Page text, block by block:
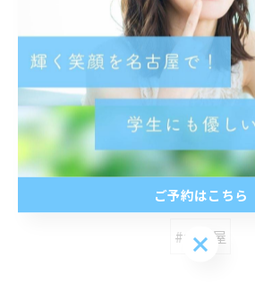
< 前のページ 一覧に戻る
関連タグ
#名古屋
ご予約はこちら
ご予約はこちら